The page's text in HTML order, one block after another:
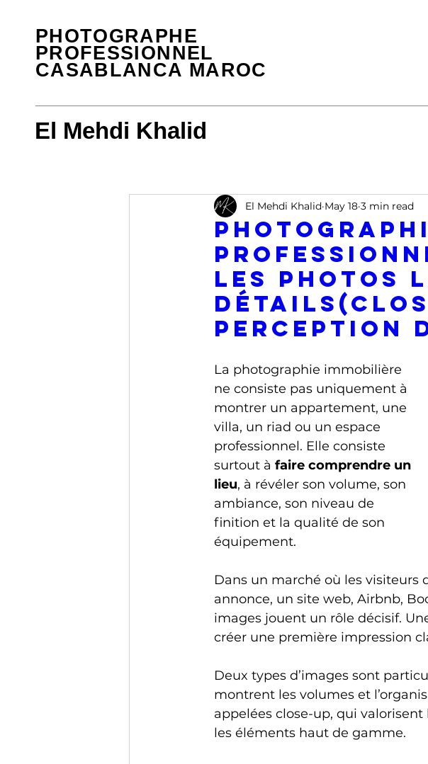
PHOTOGRAPHE
PROFESSIONNEL
CASABLANCA MAROC
El Mehdi Khalid
les photos
perception
El Mehdi Khalid May 18 3 min read
La photographie immobilière
ne consiste pas uniquement à
montrer un appartement, une
villa, un riad ou un espace
professionnel. Elle consiste
surtout à faire comprendre un
lieu, à révéler son volume, son
ambiance, son niveau de
finition et la qualité de son
équipement.
Dans un marché où les visiteurs
annonce, un site web, Airbnb,
images jouent un rôle décisif.
créer une première impression
Deux types d’images sont
montrent les volumes et
appelées close-up, qui
les éléments haut de gamme.